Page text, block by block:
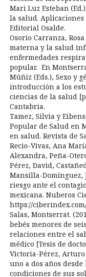
Mari Luz Esteban
la salud. Aplicaciones
Editorial Osalde.
Osorio Carranza,
materna y la salud
enfermedades
popular. En
Múñiz (Eds.), Sexo y
introducción a los
ciencias de la salud
Cantabria.
Tamez, Silvia y
Popular de Salud en
en salud. Revista de
Recio-Vivas, Ana
Alexandra, Peña-
Pérez, David,
Mansilla-Domínguez,
riesgo ante el
mexicana. Nuberos
https://
Salas, Montserrat.
bebés menores de
relaciones entre el
médico [Tesis de
Victoria-Pérez, Arturo
uno a dos años
condiciones de sus